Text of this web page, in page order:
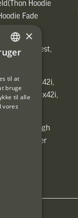
Hoodie
Fade
vest,
1,7-10x42i,
C6 1,7-10x42i,
High
15kg, Carrier
15kg)]
SWEDISH
×
til at
bruge
til alle
vores